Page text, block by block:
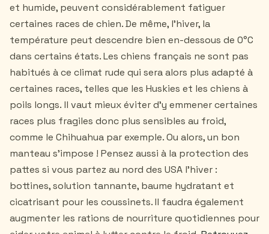
et humide, peuvent considérablement fatiguer
certaines races de chien. De même, l'hiver, la
température peut descendre bien en-dessous de 0°C
dans certains états. Les chiens français ne sont pas
habitués à ce climat rude qui sera alors plus adapté à
certaines races, telles que les Huskies et les chiens à
poils longs. Il vaut mieux éviter d'y emmener certaines
races plus fragiles donc plus sensibles au froid,
comme le Chihuahua par exemple. Ou alors, un bon
manteau s'impose ! Pensez aussi à la protection des
pattes si vous partez au nord des USA l'hiver :
bottines, solution tannante, baume hydratant et
cicatrisant pour les coussinets. Il faudra également
augmenter les rations de nourriture quotidiennes pour